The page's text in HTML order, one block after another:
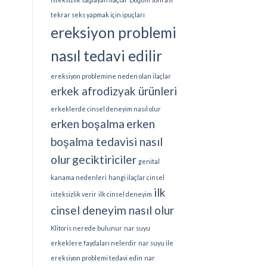
tekrar seks yapmak için ipuçları
ereksiyon problemi
nasıl tedavi edilir
ereksiyon problemine neden olan ilaçlar
erkek afrodizyak ürünleri
erkeklerde cinsel deneyim nasıl olur
erken boşalma erken
boşalma tedavisi nasıl
olurgeciktiriciler genital
kanama nedenleri hangi ilaçlar cinsel
isteksizlik verir ilk cinsel deneyim ilk
cinsel deneyim nasıl olur
Klitoris nerede bulunur nar suyu
erkeklere faydaları nelerdir nar suyu ile
ereksiyon problemi tedavi edin nar